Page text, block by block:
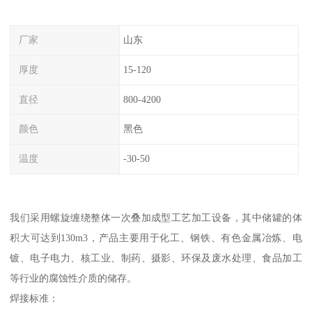
厂家 山东
厚度 15-120
直径 800-4200
颜色 黑色
温度 -30-50
我们采用螺旋缠绕整体一次叠加成型工艺加工设备，其中储罐的体
积大可达到130m3，产品主要用于化工、钢铁、有色金属冶炼、电
镀、电子电力、核工业、制药、摄影、环保及废水处理、食品加工
等行业的腐蚀性介质的储存。
焊接标准：